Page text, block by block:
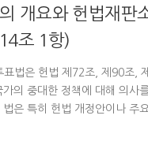
개요와 헌법재판
조 1항)
표법은 헌법 제72조, 제90조,
의 중대한 정책에 대해 의사
은 특히 헌법 개정안이나 주